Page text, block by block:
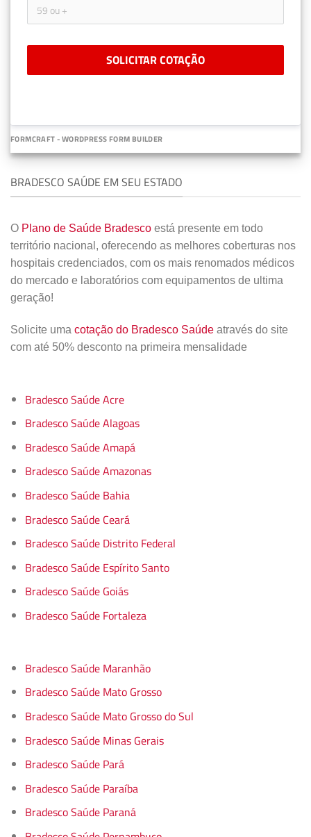
SOLICITAR COTAÇÃO
FORMCRAFT - WORDPRESS FORM BUILDER
BRADESCO SAÚDE EM SEU ESTADO
O Plano de Saúde Bradesco está presente em todo
território nacional, oferecendo as melhores coberturas nos
hospitais credenciados, com os mais renomados médicos
do mercado e laboratórios com equipamentos de ultima
geração!
Solicite uma cotação do Bradesco Saúde através do site
com até 50% desconto na primeira mensalidade
Bradesco Saúde Acre
Bradesco Saúde Alagoas
Bradesco Saúde Amapá
Bradesco Saúde Amazonas
Bradesco Saúde Bahia
Bradesco Saúde Ceará
Bradesco Saúde Distrito Federal
Bradesco Saúde Espírito Santo
Bradesco Saúde Goiás
Bradesco Saúde Fortaleza
Bradesco Saúde Maranhão
Bradesco Saúde Mato Grosso
Bradesco Saúde Mato Grosso do Sul
Bradesco Saúde Minas Gerais
Bradesco Saúde Pará
Bradesco Saúde Paraíba
Bradesco Saúde Paraná